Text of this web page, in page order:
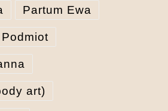
Partum Ewa
Podmiot
art)